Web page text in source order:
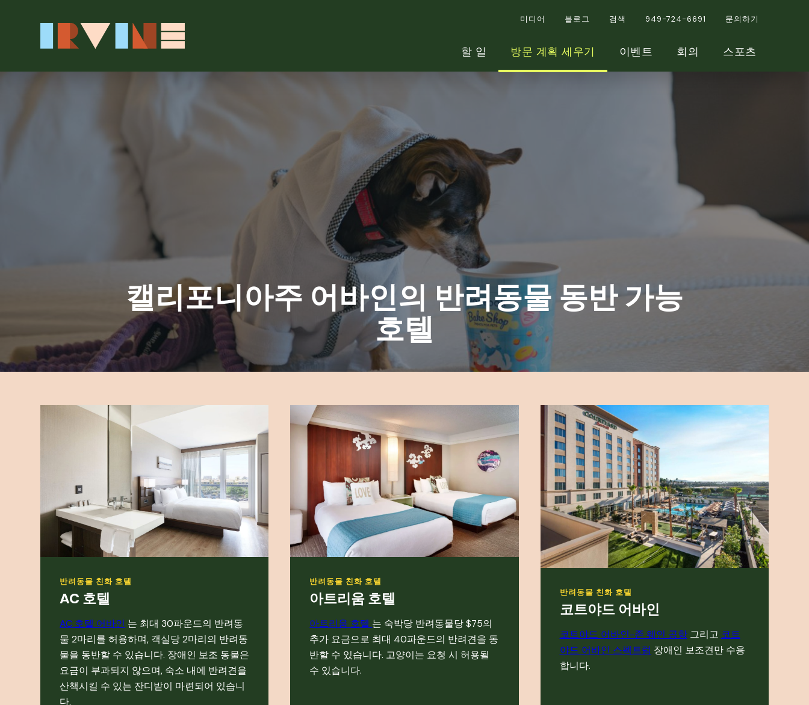
미디어 블로그 검색 949-724-6691 문의하기
할 일 방문 계획 세우기 이벤트 회의 스포츠
캘리포니아주 어바인의 반려동물 동반 가능
호텔
반려동물 친화 호텔
AC 호텔
AC 호텔 어바인 는 최대 30파운드의 반려동
물 2마리를 허용하며, 객실당 2마리의 반려동
물을 동반할 수 있습니다. 장애인 보조 동물은
요금이 부과되지 않으며, 숙소 내에 반려견을
산책시킬 수 있는 잔디밭이 마련되어 있습니
다.
반려동물 친화 호텔
아트리움 호텔
아트리움 호텔 는 숙박당 반려동물당 $75의
추가 요금으로 최대 40파운드의 반려견을 동
반할 수 있습니다. 고양이는 요청 시 허용될
수 있습니다.
반려동물 친화 호텔
코트야드 어바인
코트야드 어바인-존 웨인 공항그리고 코트
야드 어바인 스펙트럼 장애인 보조견만 수용
합니다.